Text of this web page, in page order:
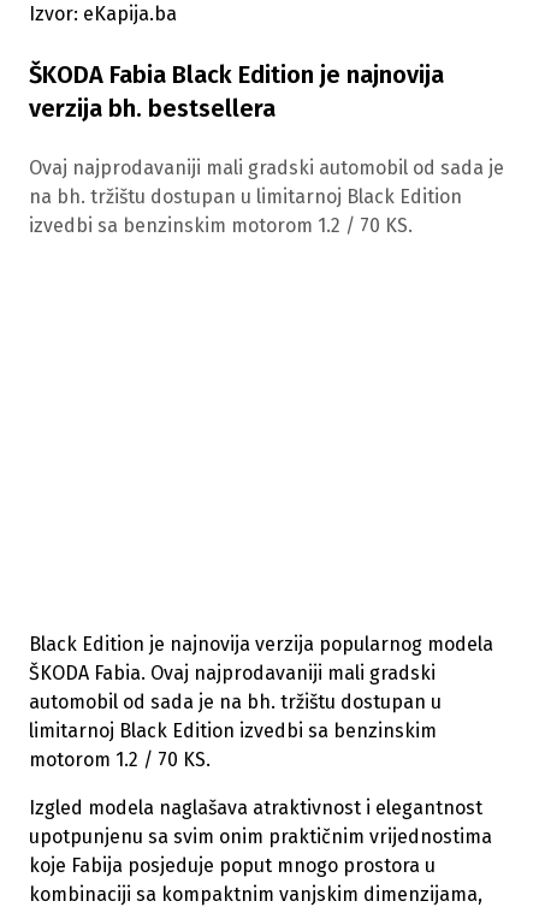
Izvor: eKapija.ba
ŠKODA Fabia Black Edition je najnovija
verzija bh. bestsellera
Ovaj najprodavaniji mali gradski automobil od sada je
na bh. tržištu dostupan u limitarnoj Black Edition
izvedbi sa benzinskim motorom 1.2 / 70 KS.
Black Edition je najnovija verzija popularnog modela
ŠKODA Fabia. Ovaj najprodavaniji mali gradski
automobil od sada je na bh. tržištu dostupan u
limitarnoj Black Edition izvedbi sa benzinskim
motorom 1.2 / 70 KS.
Izgled modela naglašava atraktivnost i elegantnost
upotpunjenu sa svim onim praktičnim vrijednostima
koje Fabija posjeduje poput mnogo prostora u
kombinaciji sa kompaktnim vanjskim dimenzijama,